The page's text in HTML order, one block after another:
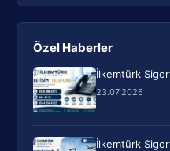
Özel Haberler
İlkemtürk
23.07.2026
İlkemtürk